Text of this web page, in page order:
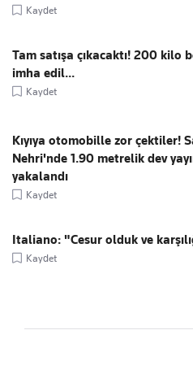
Kaydet
Tam satışa çıkacaktı! 200 kilo
imha edil...
Kaydet
Kıyıya otomobille zor çektiler!
Nehri'nde 1.90 metrelik dev
yakalandı
Kaydet
Italiano: "Cesur olduk ve
Kaydet